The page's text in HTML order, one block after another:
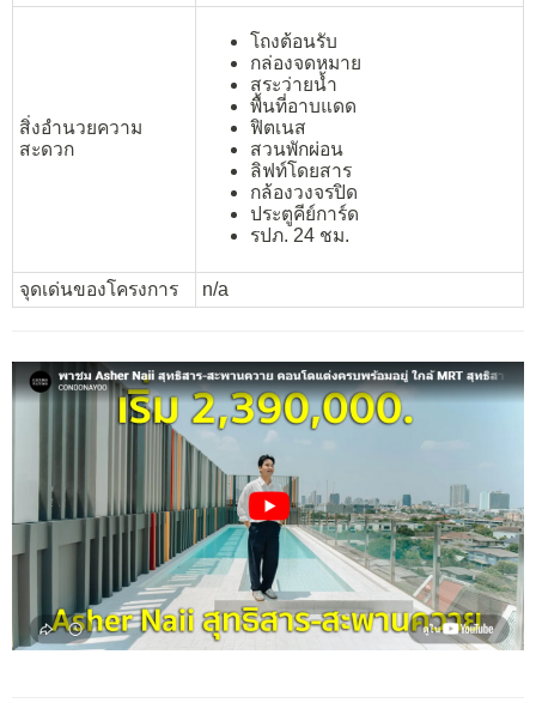
สิ่งอำนวยความ
สะดวก
โถงต้อนรับ
กล่องจดหมาย
สระว่ายน้ำ
พื้นที่อาบแดด
ฟิตเนส
สวนพักผ่อน
ลิฟท์โดยสาร
กล้องวงจรปิด
ประตูคีย์การ์ด
รปภ. 24 ชม.
จุดเด่นของโครงการ n/a